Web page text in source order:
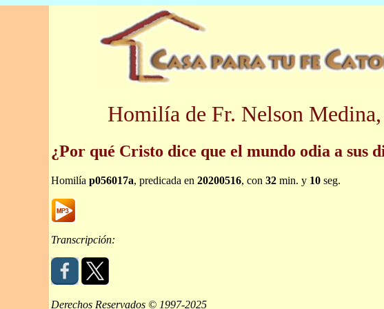
Homilía de Fr. Nelson Medina,
¿Por qué Cristo dice que el mundo odia a sus
Homilía p056017a, predicada en 20200516, con 32 min. y 10 seg.
Transcripción:
Derechos Reservados © 1997-2025